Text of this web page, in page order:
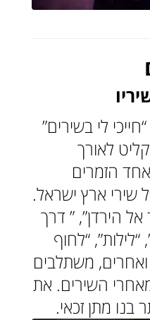
לי בשירים”
לאורך
הזמרים
שירי ארץ ישראל.
הירדן”, ” דרך
“לחוף
ואחרים, משתלבים
השירים. את
בנו מתן זכאי.